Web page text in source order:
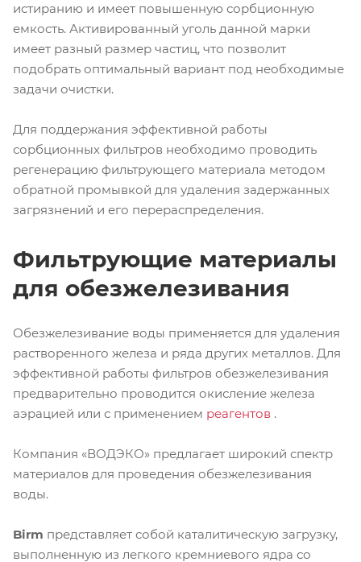
истиранию и имеет повышенную сорбционную
емкость. Активированный уголь данной марки
имеет разный размер частиц, что позволит
подобрать оптимальный вариант под необходимые
задачи очистки.
Для поддержания эффективной работы
сорбционных фильтров необходимо проводить
регенерацию фильтрующего материала методом
обратной промывкой для удаления задержанных
загрязнений и его перераспределения.
Фильтрующие материалы
для обезжелезивания
Обезжелезивание воды применяется для удаления
растворенного железа и ряда других металлов. Для
эффективной работы фильтров обезжелезивания
предварительно проводится окисление железа
аэрацией или с применением реагентов .
Компания «ВОДЭКО» предлагает широкий спектр
материалов для проведения обезжелезивания
воды.
Birm представляет собой каталитическую загрузку,
выполненную из легкого кремниевого ядра со